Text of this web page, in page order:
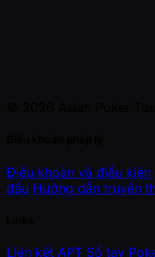
Điều khoản và điều kiện
đấu Hướng dẫn truyền
Liên kết APT Sổ tay